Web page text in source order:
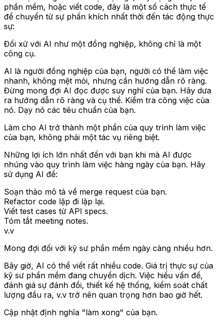
phần mềm, hoặc viết code, đây là một số cách thực tế
để chuyển từ sự phấn khích nhất thời đến tác động thực
sự:
Đối xử với AI như một đồng nghiệp, không chỉ là một
công cụ.
AI là người đồng nghiệp của bạn, người có thể làm việc
nhanh, không mệt mỏi, nhưng cần hướng dẫn rõ ràng.
Đừng mong đợi AI đọc được suy nghĩ của bạn. Hãy dưa
ra hướng dẫn rõ ràng và cụ thể. Kiểm tra công việc của
nó. Dạy nó các tiêu chuẩn của bạn.
Làm cho AI trở thành một phần của quy trình làm việc
của bạn, không phải một tác vụ riêng biệt.
Những lợi ích lớn nhất đến với bạn khi mà AI được
nhúng vào quy trình làm việc hàng ngày của bạn. Hãy
sử dụng AI để:
Soạn thảo mô tả về merge request của bạn.
Refactor code lặp đi lặp lại.
Viết test cases từ API specs.
Tóm tắt meeting notes.
v.v
Mong đợi đối với kỹ sư phần mềm ngày càng nhiều hơn.
Bây giờ, AI có thể viết rất nhiều code. Giá trị thực sự của
kỹ sư phần mềm đang chuyển dịch. Việc hiểu vấn đề,
đánh giá sự đánh đổi, thiết kế hệ thống, kiểm soát chất
lượng đầu ra, v.v trở nên quan trọng hơn bao giờ hết.
Cập nhật định nghĩa "làm xong" của bạn.